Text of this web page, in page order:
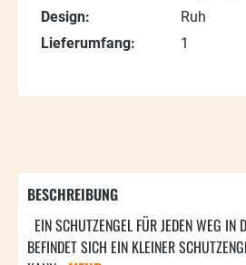
Design:
Ruh
Lieferumfang:
1
BESCHREIBUNG
EIN SCHUTZENGEL FÜR JEDEN WEG IN
BEFINDET SICH EIN KLEINER